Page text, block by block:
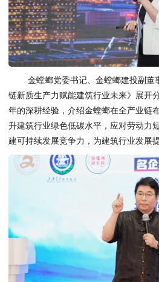
金螳螂党委书记 、金螳螂建投副
链新质生产力赋能建筑行业未来》展开
年的深耕经验，介绍金螳螂在全产业链
升建筑行业绿色低碳水平，应对劳动力
建可持续发展竞争力，为建筑行业发展